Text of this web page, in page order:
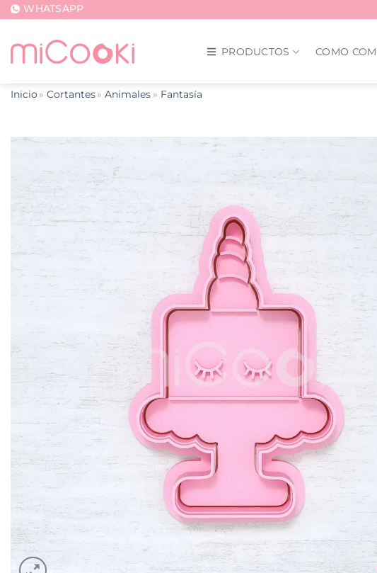
Saltar
contenido
WHATSAPP
PRODUCTOS COMO
Inicio Cortantes Animales Fantasía